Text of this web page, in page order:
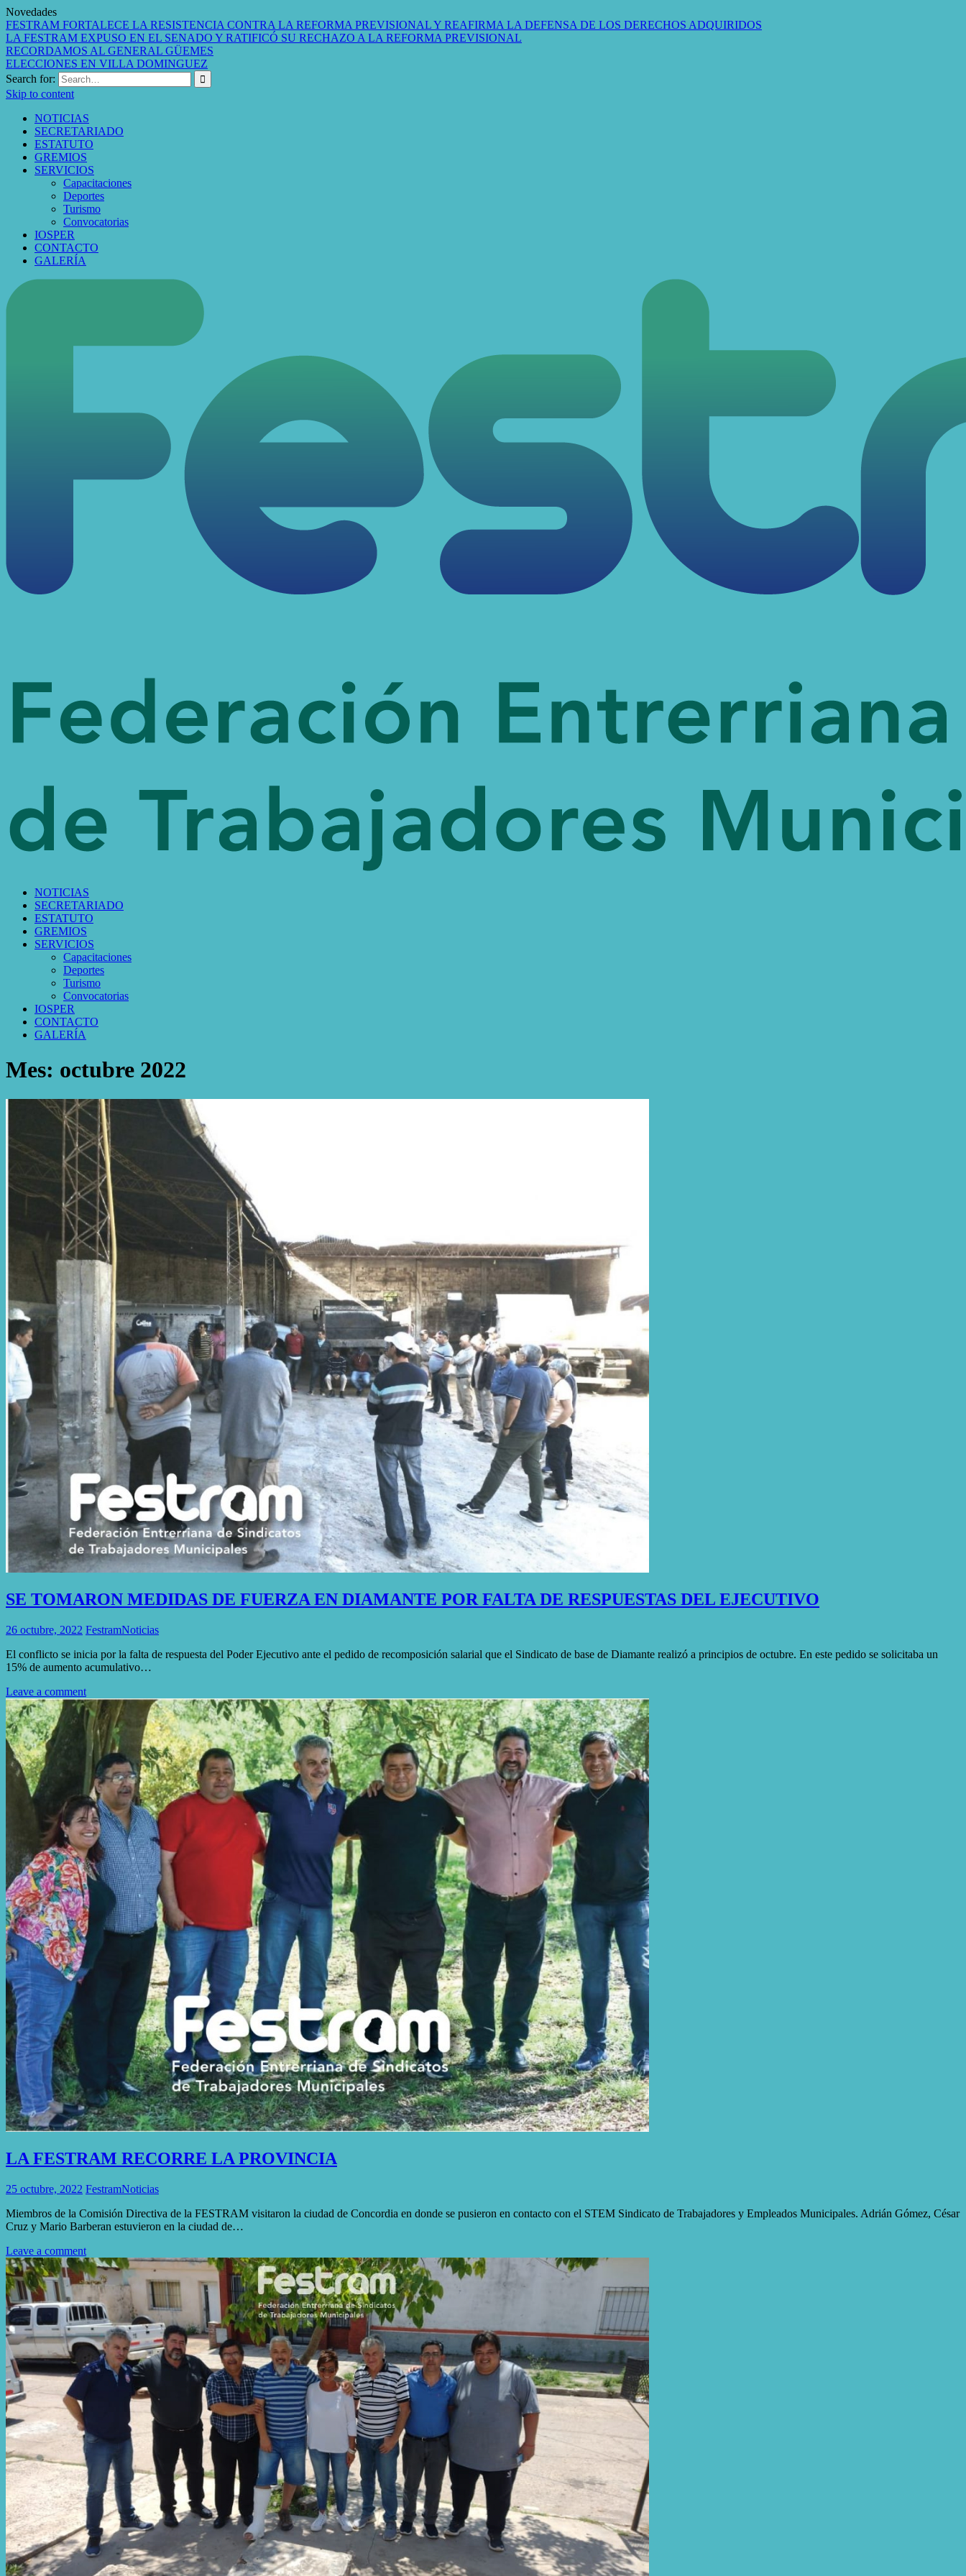
Novedades
FESTRAM FORTALECE LA RESISTENCIA CONTRA LA REFORMA PREVISIONAL Y REAFIRMA LA DEFENSA DE LOS DERECHOS ADQUIRIDOS
LA FESTRAM EXPUSO EN EL SENADO Y RATIFICÓ SU RECHAZO A LA REFORMA PREVISIONAL
RECORDAMOS AL GENERAL GÜEMES
ELECCIONES EN VILLA DOMINGUEZ
Search for:
Skip to content
NOTICIAS
SECRETARIADO
ESTATUTO
GREMIOS
SERVICIOS
Capacitaciones
Deportes
Turismo
Convocatorias
IOSPER
CONTACTO
GALERÍA
NOTICIAS
SECRETARIADO
ESTATUTO
GREMIOS
SERVICIOS
Capacitaciones
Deportes
Turismo
Convocatorias
IOSPER
CONTACTO
GALERÍA
Mes: octubre 2022
SE TOMARON MEDIDAS DE FUERZA EN DIAMANTE POR FALTA DE RESPUESTAS DEL EJECUTIVO
26 octubre, 2022 FestramNoticias
El conflicto se inicia por la falta de respuesta del Poder Ejecutivo ante el pedido de recomposición salarial que el Sindicato de base de Diamante realizó a principios de octubre. En este pedido se solicitaba un
15% de aumento acumulativo…
Leave a comment
LA FESTRAM RECORRE LA PROVINCIA
25 octubre, 2022 FestramNoticias
Miembros de la Comisión Directiva de la FESTRAM visitaron la ciudad de Concordia en donde se pusieron en contacto con el STEM Sindicato de Trabajadores y Empleados Municipales. Adrián Gómez, César
Cruz y Mario Barberan estuvieron en la ciudad de…
Leave a comment